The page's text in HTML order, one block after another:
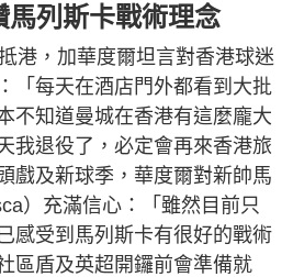
馬列斯卡戰術理念
港，加華度爾坦言對香港球迷
「每天在酒店門外都看到大批
不知道曼城在香港有這麼龐大
我退役了，必定會再來香港旅
戲及新球季，華度爾對新帥馬
）充滿信心：「雖然目前只
感受到馬列斯卡有很好的戰術
區盾及英超開鑼前會準備就